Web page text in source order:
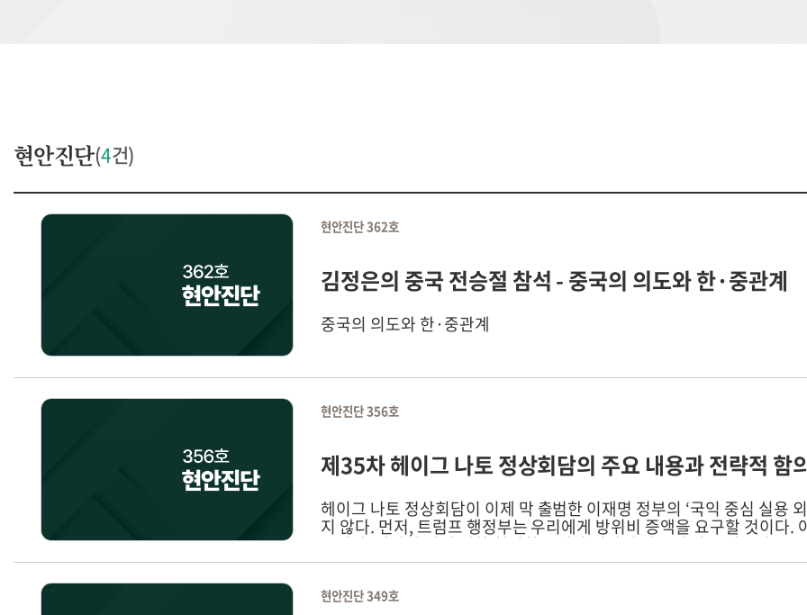
현안진단(4건)
현안진단 362호
김정은의 중국 전승절 참석 - 중국의 의도와 한·중관계
중국의 의도와 한·중관계
현안진단 356호
제35차 헤이그 나토 정상회담의 주요 내용과 전략적 함
헤이그 나토 정상회담이 이제 막 출범한 이재명 정부의 ‘국익 중심 실용
지 않다. 먼저, 트럼프 행정부는 우리에게 방위비 증액을 요구할 것이다.
보인다. 따라서 이에 대한 철저한 준비와 전략적 사고에 따른 대응이 요
현안진단 349호